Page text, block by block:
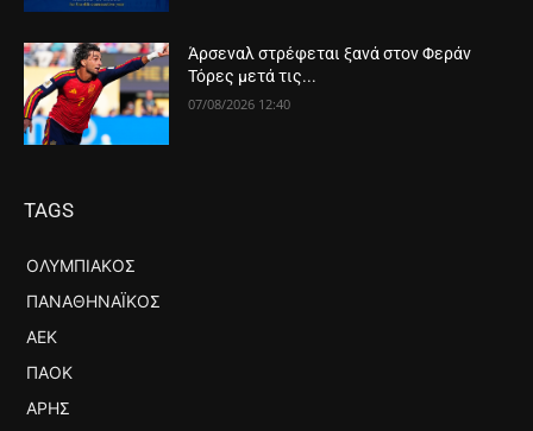
Άρσεναλ στρέφεται ξανά στον Φεράν
Τόρες μετά τις...
07/08/2026 12:40
TAGS
ΟΛΥΜΠΙΑΚΌΣ
ΠΑΝΑΘΗΝΑΪΚΌΣ
ΑΕΚ
ΠΑΟΚ
ΆΡΗΣ